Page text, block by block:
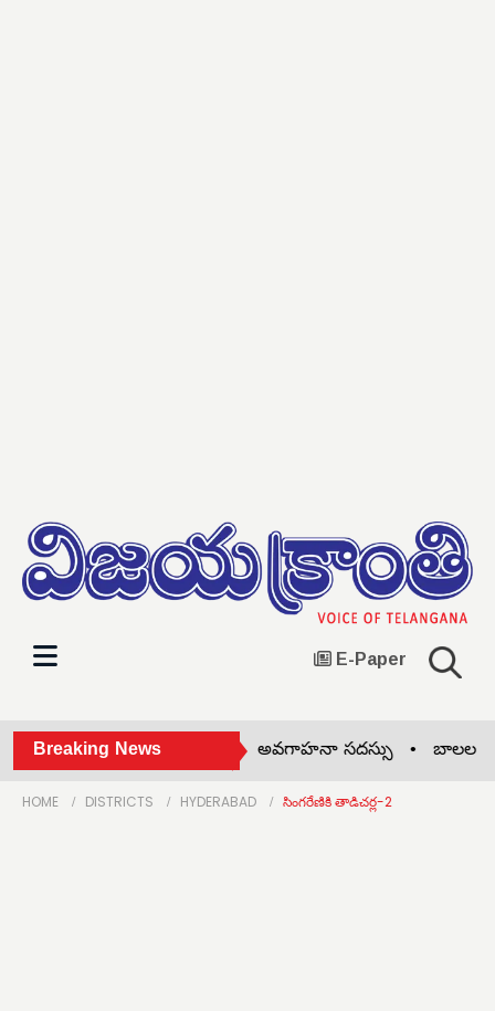
E-Paper
Breaking News
బీటెక్ విద్యార్థినులకు అవగాహనా సదస్సు •బాలల భద్రతపై
HOME DISTRICTS HYDERABAD సింగరేణికి తాడిచర్ల-2